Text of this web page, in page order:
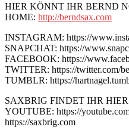
HIER KÖNNT IHR BERND
HOME: http://berndsax.com
INSTAGRAM: https://
SNAPCHAT: https://
FACEBOOK: https://
TWITTER: https://twitter.com/
TUMBLR: https://
SAXBRIG FINDET IHR
YOUTUBE: https://
https://saxbrig.com